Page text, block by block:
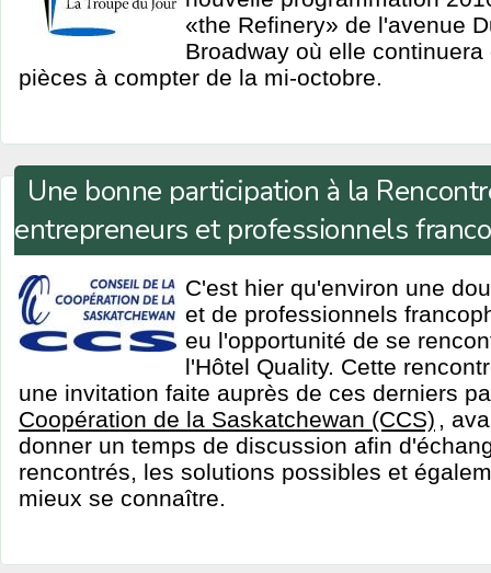
«the Refinery» de l'avenue
Broadway où elle
pièces à compter de la mi-octobre.
Une bonne participation à la
entrepreneurs et professionnels
C'est hier qu'environ une
et de professionnels
eu l'opportunité de se
l'Hôtel Quality. Cette
une invitation faite auprès de ces derniers
Coopération de la Saskatchewan (CCS) ,
donner un temps de discussion afin
rencontrés, les solutions possibles et
mieux se connaître.